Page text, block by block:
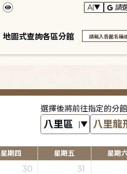
地圖式查詢各區分館
選擇後將前往指定的分館
星期四 星期五 星期
30
31